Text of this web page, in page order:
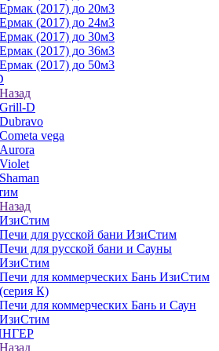
Ермак (2017) до 20м3
Ермак (2017) до 24м3
Ермак (2017) до 30м3
Ермак (2017) до 36м3
Ермак (2017) до 50м3
Назад
Grill-D
Dubravo
Cometa vega
Aurora
Violet
Shaman
Назад
ИзиСтим
Печи для русской бани ИзиСтим
Печи для русской бани и Сауны
ИзиСтим
Печи для коммерческих Бань ИзиСтим
(серия К)
Печи для коммерческих Бань и Саун
ИзиСтим
Назад